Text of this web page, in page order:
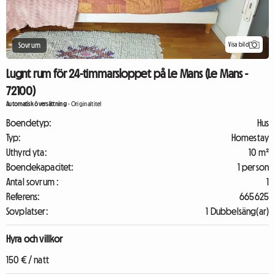
Sovrum Visa bild
Lugnt rum för 24-timmarsloppet på Le Mans (Le Mans -
72100)
Automatisk översättning-Originaltitel
Boendetyp:
Hus
Typ:
Homestay
Uthyrd yta:
10 m²
Boendekapacitet:
1 person
Antal sovrum :
1
Referens:
665625
Sovplatser:
1 Dubbelsäng(ar)
Hyra och villkor
150 € / natt